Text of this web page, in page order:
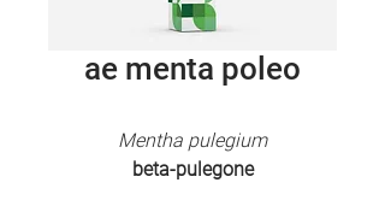
ae menta poleo
Mentha pulegium
beta-pulegone